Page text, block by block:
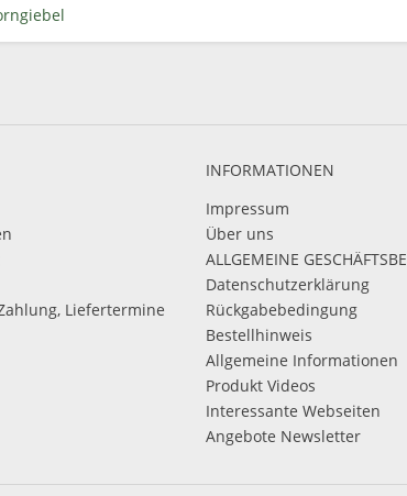
Liefertermine
INFORMATIONEN
Impressum
Über uns
ALLGEMEINE
Datenschutzerklärung
Rückgabebedingung
Bestellhinweis
Allgemeine Informationen
Produkt Videos
Interessante Webseiten
Angebote Newsletter